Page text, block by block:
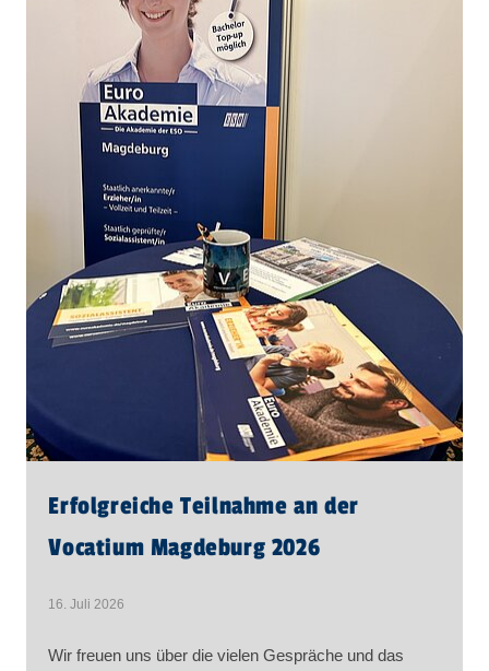
Erfolgreiche Teilnahme an der
Vocatium Magdeburg 2026
16. Juli 2026
Wir freuen uns über die vielen Gespräche und das